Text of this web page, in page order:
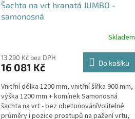
Šachta na vrt hranatá JUMBO -
samonosná
produktu
je
z
5
hvězdiček.
Skladem
13 290 Kč bez DPH
16 081 Kč Do košíku
Vnitřní délka 1200 mm, vnitřní šířka 900 mm,
výška 1200 mm + komínek Samonosná
šachta na vrt - bez obetonováníVolitelné
průměry i pozice prostupů na pažení vrtu,